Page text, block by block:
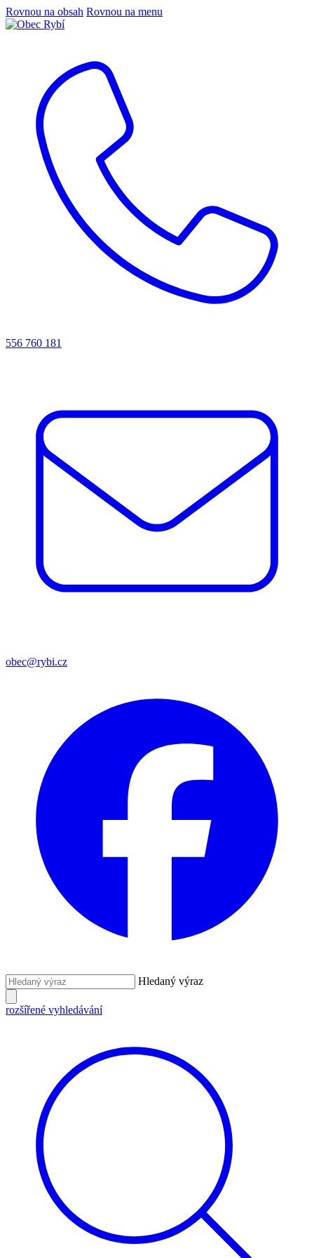
Rovnou na obsah Rovnou na menu
556 760 181
obec@rybi.cz
Hledaný výraz
rozšířené vyhledávání